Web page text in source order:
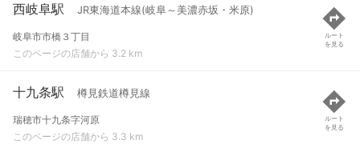
西岐阜駅 JR東海道本線(岐阜～美濃赤坂・米原)
岐阜市市橋３丁目
このページの店舗から 3.2 km
ルート
を見る
十九条駅 樽見鉄道樽見線
瑞穂市十九条字河原
このページの店舗から 3.3 km
ルート
を見る